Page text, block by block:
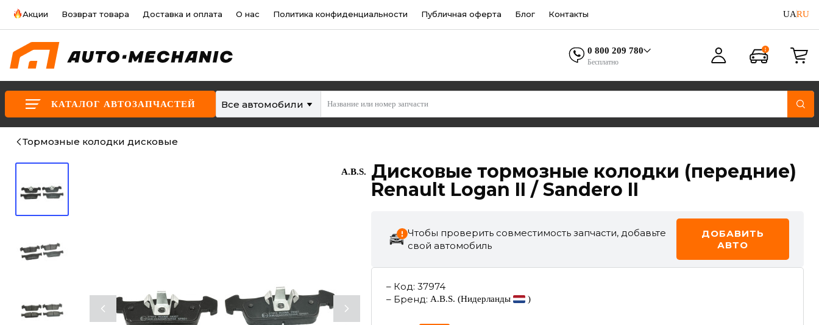
Акции Возврат товара Доставка и оплата О нас Политика конфиденциальности Публичная оферта Блог Контакты UARU
0 800 209 780
Бесплатно
КАТАЛОГ АВТОЗАПЧАСТЕЙ Все автомобили
Тормозные колодки дисковые
A.B.S.
Дисковые тормозные колодки (передние)
Renault Logan II / Sandero II
Чтобы проверить совместимость запчасти, добавьте
свой автомобиль
ДОБАВИТЬ
АВТО
– Код: 37974
– Бренд: A.B.S. (Нидерланды )